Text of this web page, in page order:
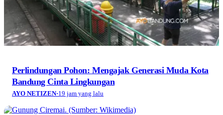
Perlindungan Pohon: Mengajak Generasi Muda Kota
Bandung Cinta Lingkungan
AYO NETIZEN·19 jam yang lalu